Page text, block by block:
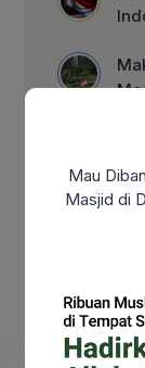
Mau
Masjid di